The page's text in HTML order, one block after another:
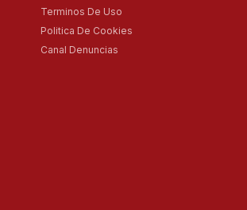
Terminos De Uso
Politica De Cookies
Canal Denuncias